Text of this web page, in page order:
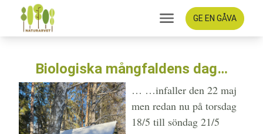
GE EN GÅVA
Biologiska mångfaldens dag…
… …infaller den 22 maj
men redan nu på torsdag
18/5 till söndag 21/5